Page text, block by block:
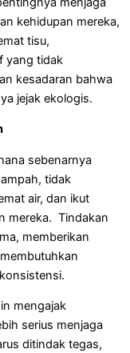
kehidupan mereka,
tisu,
yang tidak
kesadaran bahwa
jejak ekologis.
sebenarnya
tidak
air, dan ikut
mereka. Tindakan
memberikan
mengajak
serius menjaga
ditindak tegas,